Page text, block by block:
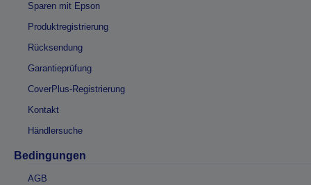
Sparen mit Epson
Produktregistrierung
Rücksendung
Garantieprüfung
CoverPlus-Registrierung
Kontakt
Händlersuche
Bedingungen
AGB